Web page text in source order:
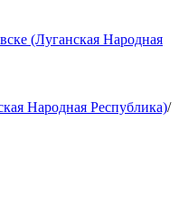
(Луганская Народная
Народная Республика)/